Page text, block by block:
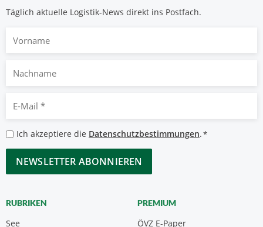
Täglich aktuelle Logistik-News direkt ins Postfach.
Nachname
Mail
*
Datenschutzbestimmungen
*
Ich akzeptiere die Datenschutzbestimmungen.*
CAPTCHA
RUBRIKEN
See
PREMIUM
ÖVZ E-Paper